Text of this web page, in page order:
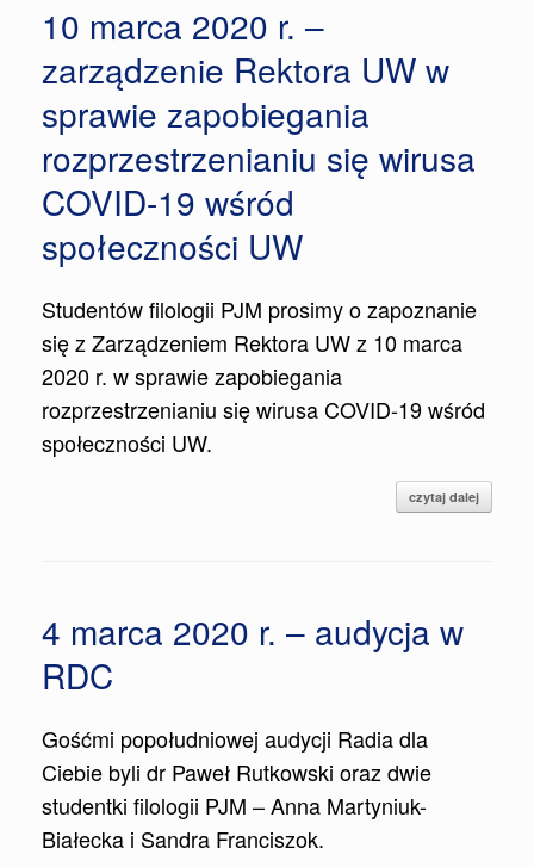
10 marca 2020 r. –
zarządzenie Rektora UW w
sprawie zapobiegania
rozprzestrzenianiu się wirusa
COVID-19 wśród
społeczności UW
Studentów filologii PJM prosimy o zapoznanie
się z Zarządzeniem Rektora UW z 10 marca
2020 r. w sprawie zapobiegania
rozprzestrzenianiu się wirusa COVID-19 wśród
społeczności UW.
czytaj dalej
4 marca 2020 r. – audycja w
RDC
Gośćmi popołudniowej audycji Radia dla
Ciebie byli dr Paweł Rutkowski oraz dwie
studentki filologii PJM – Anna Martyniuk-
Białecka i Sandra Franciszok.